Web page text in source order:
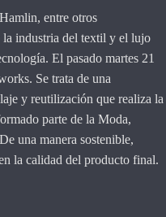
entre otros
la industria del textil y el lujo
El pasado martes 21
Se trata de una
y reutilización que realiza la
parte de la Moda,
una manera sostenible,
la calidad del producto final.